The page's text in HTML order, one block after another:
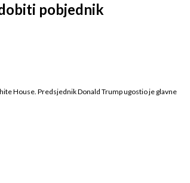
pobjednik
House. Predsjednik Donald Trump ugostio je glavne